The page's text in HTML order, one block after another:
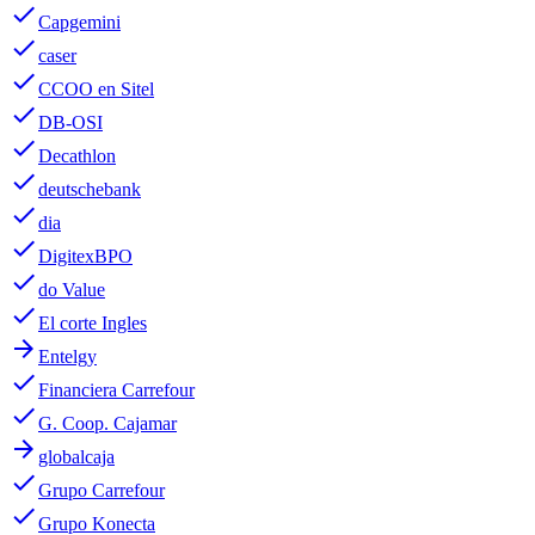
doneCapgemini
donecaser
doneCCOO en Sitel
doneDB-OSI
doneDecathlon
donedeutschebank
donedia
doneDigitexBPO
donedo Value
doneEl corte Ingles
arrow_forward Entelgy
doneFinanciera Carrefour
doneG. Coop. Cajamar
arrow_forward globalcaja
doneGrupo Carrefour
doneGrupo Konecta